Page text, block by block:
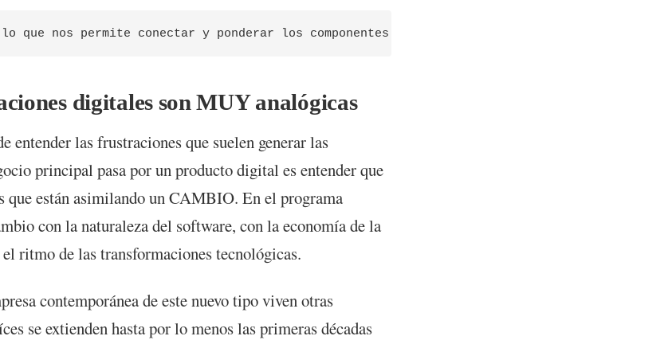
digitales son MUY analógicas
entender las frustraciones que suelen generar las
principal pasa por un producto digital es entender que
que están asimilando un CAMBIO. En el programa
con la naturaleza del software, con la economía de la
ritmo de las transformaciones tecnológicas.
contemporánea de este nuevo tipo viven otras
se extienden hasta por lo menos las primeras décadas